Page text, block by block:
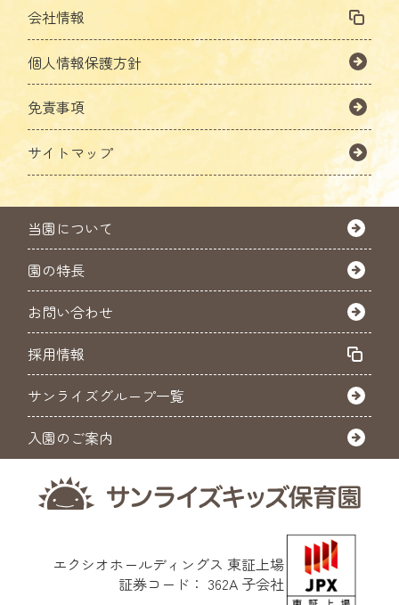
会社情報
個人情報保護方針
免責事項
サイトマップ
当園について
園の特長
お問い合わせ
採用情報
サンライズグループ一覧
入園のご案内
エクシオホールディングス 東証上場
証券コード： 362A 子会社